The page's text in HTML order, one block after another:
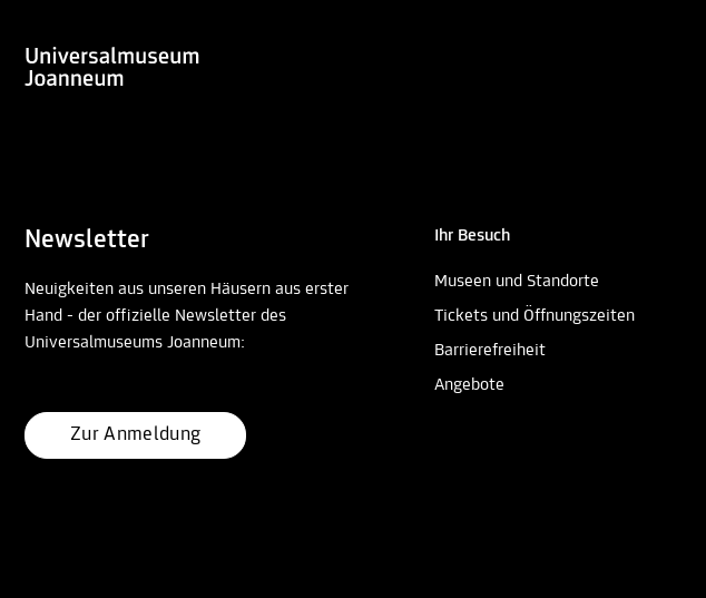
Newsletter
Neuigkeiten aus unseren Häusern aus erster
Hand - der offizielle Newsletter des
Universalmuseums Joanneum:
Zur Anmeldung
Ihr Besuch
Museen und Standorte
Tickets und Öffnungszeiten
Barrierefreiheit
Angebote